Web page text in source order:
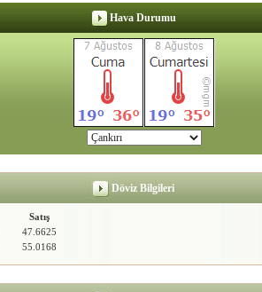
Hava Durumu
Döviz Bilgileri
Satış
47.6625
55.0168